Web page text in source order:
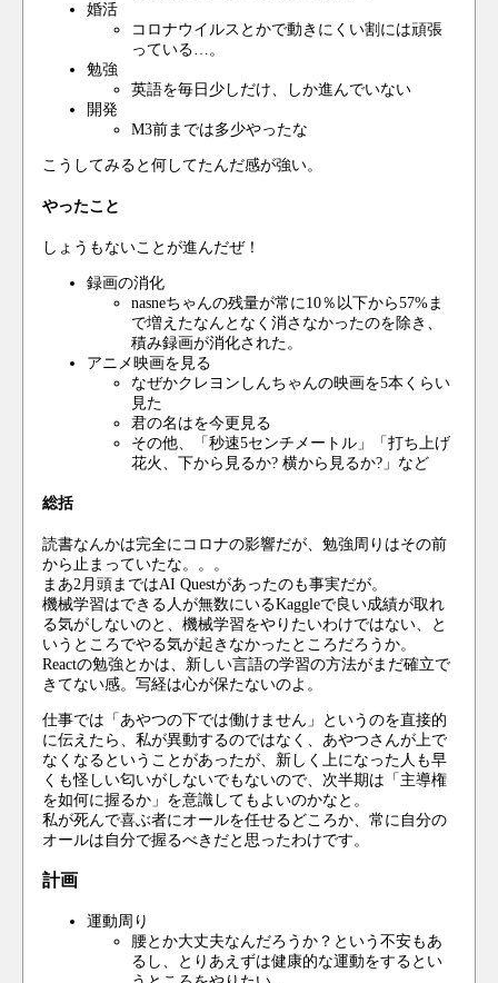
婚活
コロナウイルスとかで動きにくい割には頑張
っている…。
勉強
英語を毎日少しだけ、しか進んでいない
開発
M3前までは多少やったな
こうしてみると何してたんだ感が強い。
やったこと
しょうもないことが進んだぜ！
録画の消化
nasneちゃんの残量が常に10％以下から57%ま
で増えたなんとなく消さなかったのを除き、
積み録画が消化された。
アニメ映画を見る
なぜかクレヨンしんちゃんの映画を5本くらい
見た
君の名はを今更見る
その他、「秒速5センチメートル」「打ち上げ
花火、下から見るか? 横から見るか?」など
総括
読書なんかは完全にコロナの影響だが、勉強周りはその前
から止まっていたな。。。
まあ2月頭まではAI Questがあったのも事実だが。
機械学習はできる人が無数にいるKaggleで良い成績が取れ
る気がしないのと、機械学習をやりたいわけではない、と
いうところでやる気が起きなかったところだろうか。
Reactの勉強とかは、新しい言語の学習の方法がまだ確立で
きてない感。写経は心が保たないのよ。
仕事では「あやつの下では働けません」というのを直接的
に伝えたら、私が異動するのではなく、あやつさんが上で
なくなるということがあったが、新しく上になった人も早
くも怪しい匂いがしないでもないので、次半期は「主導権
を如何に握るか」を意識してもよいのかなと。
私が死んで喜ぶ者にオールを任せるどころか、常に自分の
オールは自分で握るべきだと思ったわけです。
計画
運動周り
腰とか大丈夫なんだろうか？という不安もあ
るし、とりあえずは健康的な運動をするとい